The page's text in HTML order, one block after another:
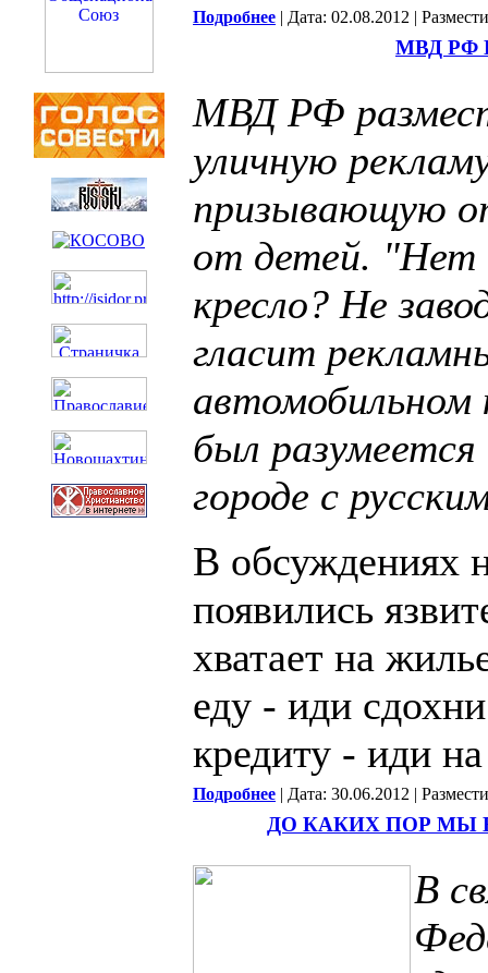
Подробнее | Дата: 02.08.2012 |
МВД РФ
МВД РФ
уличную
призывающую
от детей. "Нет
кресло? Не
гласит
автомобильном
был
городе с
В обсуждениях
появились
хватает на
еду - иди
кредиту - иди
Подробнее | Дата: 30.06.2012 |
ДО КАКИХ ПОР МЫ
В